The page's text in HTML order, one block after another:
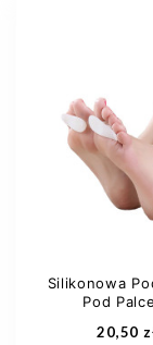
S M
Dodaj do
Silikonowa
Pod
20,50